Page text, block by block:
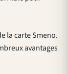
la carte Smeno.
avantages